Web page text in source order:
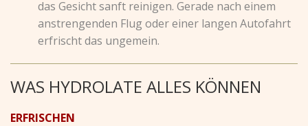
das Gesicht sanft reinigen. Gerade nach einem
anstrengenden Flug oder einer langen Autofahrt
erfrischt das ungemein.
WAS HYDROLATE ALLES KÖNNEN
ERFRISCHEN